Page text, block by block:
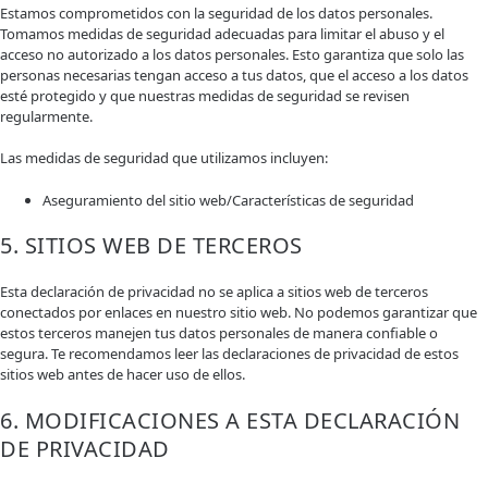
Estamos comprometidos con la seguridad de los datos personales.
Tomamos medidas de seguridad adecuadas para limitar el abuso y el
acceso no autorizado a los datos personales. Esto garantiza que solo las
personas necesarias tengan acceso a tus datos, que el acceso a los datos
esté protegido y que nuestras medidas de seguridad se revisen
regularmente.
Las medidas de seguridad que utilizamos incluyen:
Aseguramiento del sitio web/Características de seguridad
5. SITIOS WEB DE TERCEROS
Esta declaración de privacidad no se aplica a sitios web de terceros
conectados por enlaces en nuestro sitio web. No podemos garantizar que
estos terceros manejen tus datos personales de manera confiable o
segura. Te recomendamos leer las declaraciones de privacidad de estos
sitios web antes de hacer uso de ellos.
6. MODIFICACIONES A ESTA DECLARACIÓN
DE PRIVACIDAD